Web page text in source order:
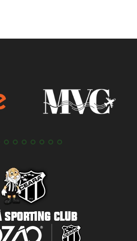
SPORTING CLUB